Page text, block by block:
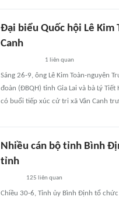
Đại biểu Quốc hội Lê Kim
Canh
1 liên quan
Sáng 26-9, ông Lê Kim Toàn-nguyên
đoàn (ĐBQH) tỉnh Gia Lai và bà Lý
có buổi tiếp xúc cử tri xã Vân Canh
Nhiều cán bộ tỉnh Bình
tỉnh
125 liên quan
Chiều 30-6, Tỉnh ủy Bình Định tổ